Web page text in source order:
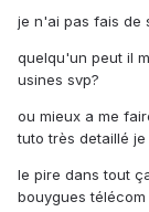
je n'ai pas fais de
quelqu'un peut il
usines svp?
ou mieux a me
tuto très detaillé
le pire dans tout
bouygues